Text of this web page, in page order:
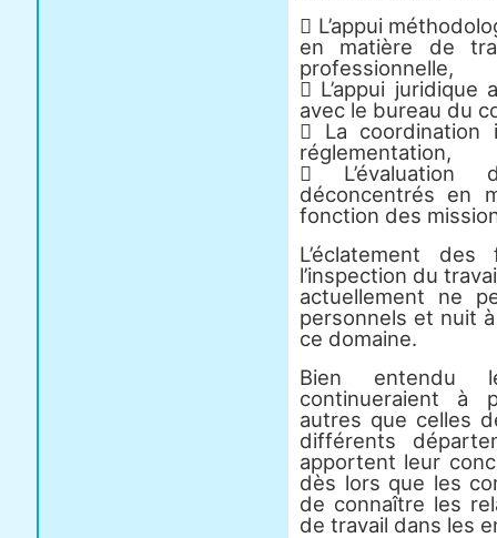
 L’appui
en matière de
professionnelle,
 L’appui juridique
avec le bureau du
 La coordination
réglementation,
 L’évaluation
déconcentrés en
fonction des
L’éclatement
l’inspection du
actuellement ne
personnels et nuit à
ce domaine.
Bien entendu
continueraient à
autres que celles
différents
apportent leur
dès lors que les
de connaître les
de travail dans les